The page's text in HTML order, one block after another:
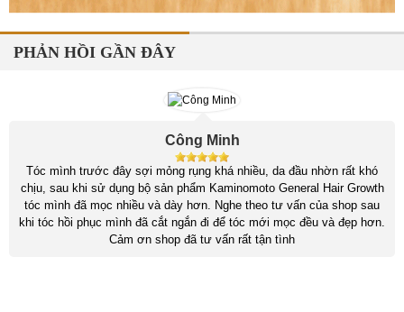
PHẢN HỒI GẦN ĐÂY
Công Minh
Tóc mình trước đây sợi mỏng rụng khá nhiều, da đầu nhờn rất khó
chịu, sau khi sử dụng bộ sản phẩm Kaminomoto General Hair Growth
tóc mình đã mọc nhiều và dày hơn. Nghe theo tư vấn của shop sau
khi tóc hồi phục mình đã cắt ngắn đi để tóc mới mọc đều và đẹp hơn.
Cảm ơn shop đã tư vấn rất tận tình